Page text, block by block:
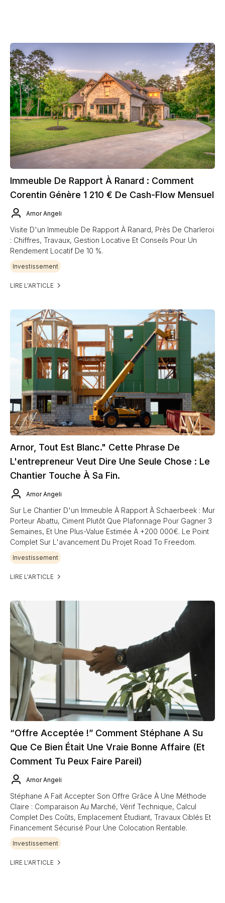
Immeuble De Rapport À Ranard : Comment
Corentin Génère 1 210 € De Cash-Flow Mensuel
Arnor Angeli
Visite D'un Immeuble De Rapport À Ranard, Près De Charleroi
: Chiffres, Travaux, Gestion Locative Et Conseils Pour Un
Rendement Locatif De 10 %.
Investissement
LIRE L'ARTICLE
Arnor, Tout Est Blanc." Cette Phrase De
L'entrepreneur Veut Dire Une Seule Chose : Le
Chantier Touche À Sa Fin.
Arnor Angeli
Sur Le Chantier D'un Immeuble À Rapport À Schaerbeek : Mur
Porteur Abattu, Ciment Plutôt Que Plafonnage Pour Gagner 3
Semaines, Et Une Plus-Value Estimée À +200 000€. Le Point
Complet Sur L'avancement Du Projet Road To Freedom.
Investissement
LIRE L'ARTICLE
“Offre Acceptée !” Comment Stéphane A Su
Que Ce Bien Était Une Vraie Bonne Affaire (et
Comment Tu Peux Faire Pareil)
Arnor Angeli
Stéphane A Fait Accepter Son Offre Grâce À Une Méthode
Claire : Comparaison Au Marché, Vérif Technique, Calcul
Complet Des Coûts, Emplacement Étudiant, Travaux Ciblés Et
Financement Sécurisé Pour Une Colocation Rentable.
Investissement
LIRE L'ARTICLE